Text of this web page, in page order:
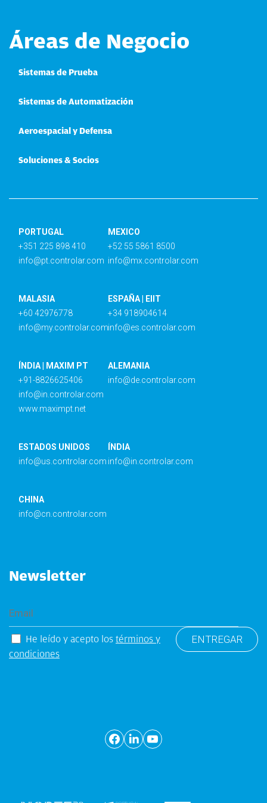
Áreas de Negocio
Sistemas de Prueba
Sistemas de Automatización
Aeroespacial y Defensa
Soluciones & Socios
PORTUGAL
+351 225 898 410
info@pt.controlar.com
MEXICO
+52 55 5861 8500
info@mx.controlar.com
MALASIA
+60 42976778
info@my.controlar.com
ESPAÑA | EIIT
+34 918904614
info@es.controlar.com
ÍNDIA | MAXIM PT
+91-8826625406
info@in.controlar.com
www.maximpt.net
ALEMANIA
info@de.controlar.com
ESTADOS UNIDOS
info@us.controlar.com
ÍNDIA
info@in.controlar.com
CHINA
info@cn.controlar.com
Newsletter
He leído y acepto los términos y
condiciones